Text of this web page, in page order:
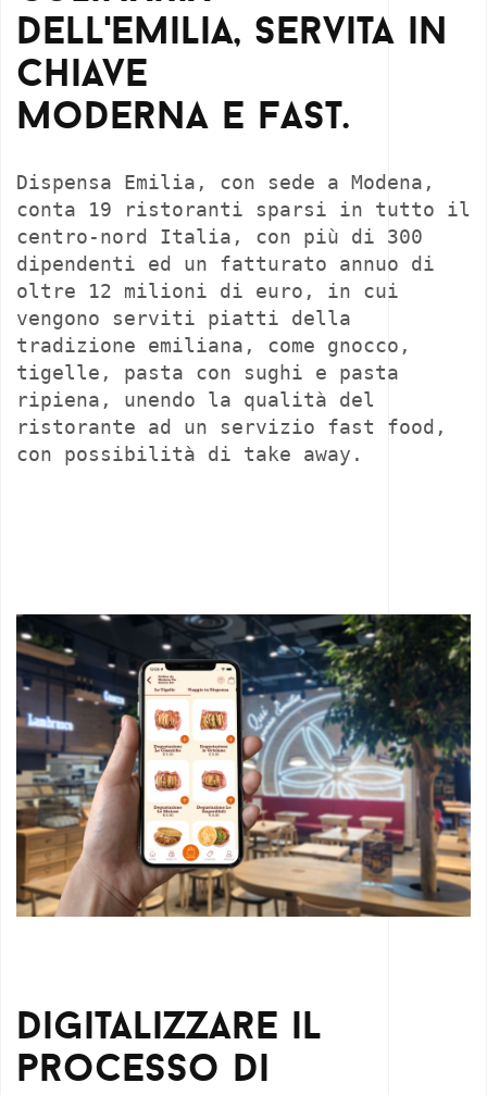
dell'Emilia, servita in
chiave
moderna e fast.
Dispensa Emilia, con sede a Modena,
conta 19 ristoranti sparsi in tutto il
centro-nord Italia, con più di 300
dipendenti ed un fatturato annuo di
oltre 12 milioni di euro, in cui
vengono serviti piatti della
tradizione emiliana, come gnocco,
tigelle, pasta con sughi e pasta
ripiena, unendo la qualità del
ristorante ad un servizio fast food,
con possibilità di take away.
Digitalizzare il
processo di